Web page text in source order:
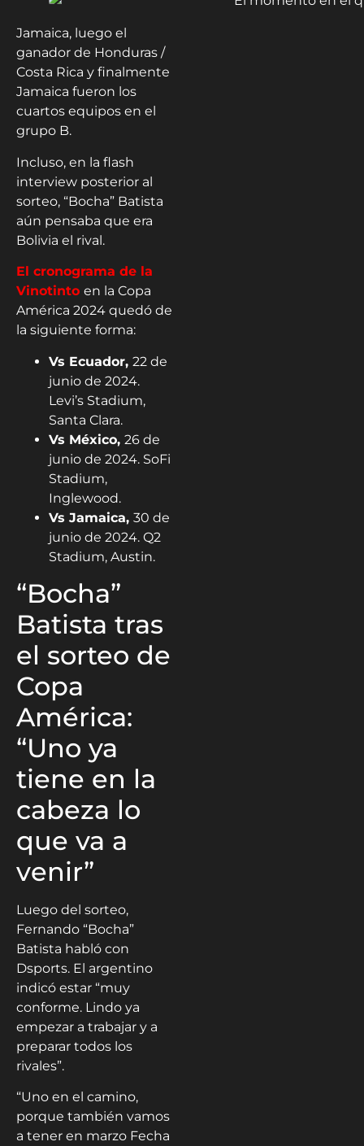
Jamaica, luego el
ganador de Honduras /
Costa Rica y finalmente
Jamaica fueron los
cuartos equipos en el
grupo B.
Incluso, en la flash
interview posterior al
sorteo, “Bocha” Batista
aún pensaba que era
Bolivia el rival.
El cronograma de la
Vinotinto en la Copa
América 2024 quedó de
la siguiente forma:
Vs Ecuador, 22 de
junio de 2024.
Levi’s Stadium,
Santa Clara.
Vs México, 26 de
junio de 2024. SoFi
Stadium,
Inglewood.
Vs Jamaica, 30 de
junio de 2024. Q2
Stadium, Austin.
“Bocha”
Batista tras
el sorteo de
Copa
América:
“Uno ya
tiene en la
cabeza lo
que va a
venir”
Luego del sorteo,
Fernando “Bocha”
Batista habló con
Dsports. El argentino
indicó estar “muy
conforme. Lindo ya
empezar a trabajar y a
preparar todos los
rivales”.
“Uno en el camino,
porque también vamos
a tener en marzo Fecha